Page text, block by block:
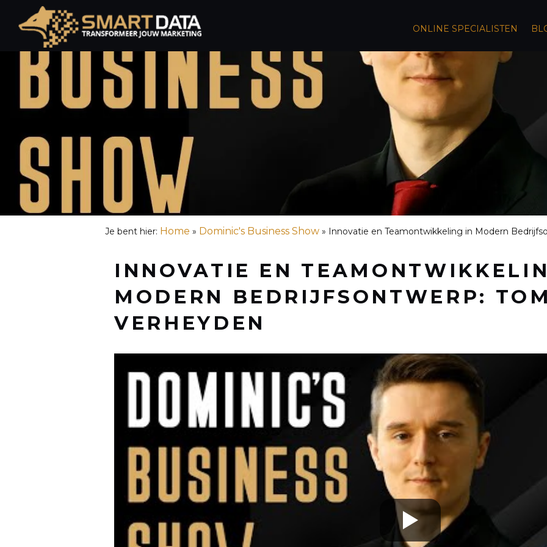
naar
ONLINE SPECIALISTEN
Je bent hier: Home » Dominic's Business Show » Innovatie en Teamontwikkeling in Modern
INNOVATIE EN
MODERN BEDRIJFSONTWERP:
VERHEYDEN